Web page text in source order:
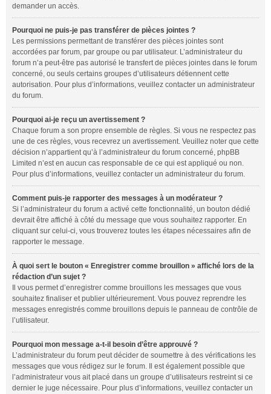
demander un accès.
Pourquoi ne puis-je pas transférer de pièces jointes ?
Les permissions permettant de transférer des pièces jointes sont
accordées par forum, par groupe ou par utilisateur. L’administrateur du
forum n’a peut-être pas autorisé le transfert de pièces jointes dans le forum
concerné, ou seuls certains groupes d’utilisateurs détiennent cette
autorisation. Pour plus d’informations, veuillez contacter un administrateur
du forum.
Pourquoi ai-je reçu un avertissement ?
Chaque forum a son propre ensemble de règles. Si vous ne respectez pas
une de ces règles, vous recevrez un avertissement. Veuillez noter que cette
décision n’appartient qu’à l’administrateur du forum concerné, phpBB
Limited n’est en aucun cas responsable de ce qui est appliqué ou non.
Pour plus d’informations, veuillez contacter un administrateur du forum.
Comment puis-je rapporter des messages à un modérateur ?
Si l’administrateur du forum a activé cette fonctionnalité, un bouton dédié
devrait être affiché à côté du message que vous souhaitez rapporter. En
cliquant sur celui-ci, vous trouverez toutes les étapes nécessaires afin de
rapporter le message.
À quoi sert le bouton « Enregistrer comme brouillon » affiché lors de la
rédaction d’un sujet ?
Il vous permet d’enregistrer comme brouillons les messages que vous
souhaitez finaliser et publier ultérieurement. Vous pouvez reprendre les
messages enregistrés comme brouillons depuis le panneau de contrôle de
l’utilisateur.
Pourquoi mon message a-t-il besoin d’être approuvé ?
L’administrateur du forum peut décider de soumettre à des vérifications les
messages que vous rédigez sur le forum. Il est également possible que
l’administrateur vous ait placé dans un groupe d’utilisateurs restreint si ce
dernier le juge nécessaire. Pour plus d’informations, veuillez contacter un